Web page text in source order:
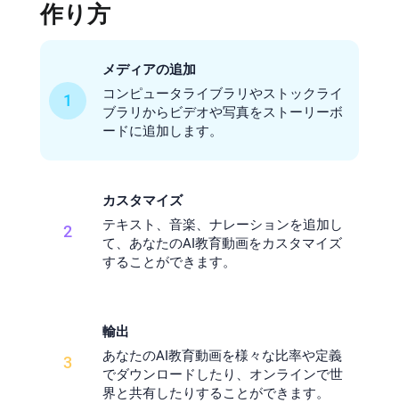
作り方
1
メディアの追加
コンピュータライブラリやストックライ
ブラリからビデオや写真をストーリーボ
ードに追加します。
2
カスタマイズ
テキスト、音楽、ナレーションを追加し
て、あなたのAI教育動画をカスタマイズ
することができます。
3
輸出
あなたのAI教育動画を様々な比率や定義
でダウンロードしたり、オンラインで世
界と共有したりすることができます。